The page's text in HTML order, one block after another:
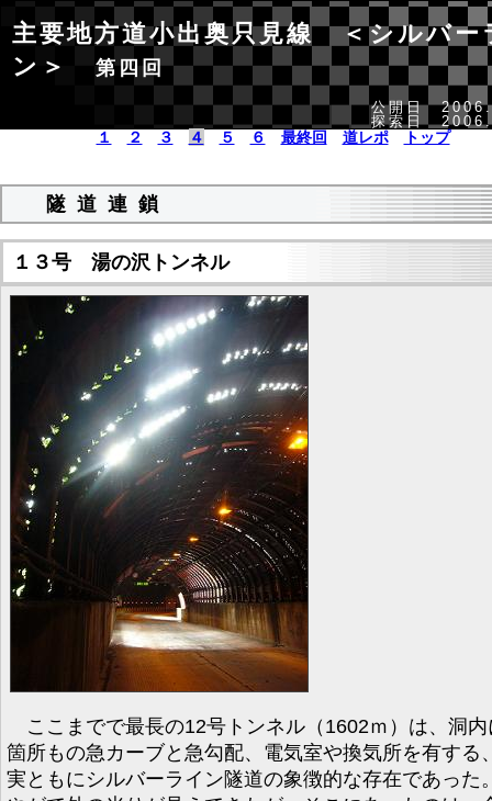
主要地方道小出奥只見線 ＜シルバー
ン＞
第四回
公開日
探索日
１ ２ ３ ４ ５ ６ 最終回 道レポ トップ
隧道連鎖
１３号 湯の沢トンネル
ここまでで最長の12号トンネル（1602ｍ）は、洞内
箇所もの急カーブと急勾配、電気室や換気所を有する
実ともにシルバーライン隧道の象徴的な存在であった